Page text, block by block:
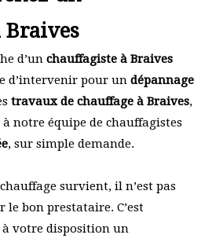
Braives
d’un chauffagiste à Braives
d’intervenir pour un dépannage
travaux de chauffage à Braives,
notre équipe de chauffagistes
, sur simple demande.
survient, il n’est pas
bon prestataire. C’est
votre disposition un